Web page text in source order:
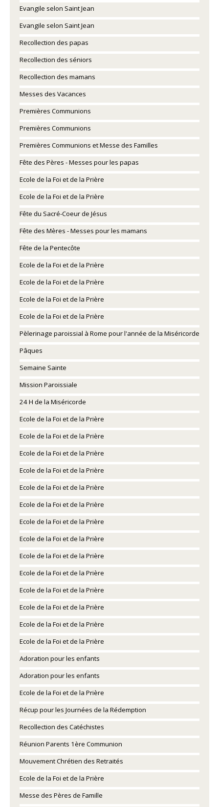
Evangile selon Saint Jean
Evangile selon Saint Jean
Recollection des papas
Recollection des séniors
Recollection des mamans
Messes des Vacances
Premières Communions
Premières Communions
Premières Communions et Messe des Familles
Fête des Pères - Messes pour les papas
Ecole de la Foi et de la Prière
Ecole de la Foi et de la Prière
Fête du Sacré-Coeur de Jésus
Fête des Mères - Messes pour les mamans
Fête de la Pentecôte
Ecole de la Foi et de la Prière
Ecole de la Foi et de la Prière
Ecole de la Foi et de la Prière
Ecole de la Foi et de la Prière
Pèlerinage paroissial à Rome pour l'année de la Miséricorde
Pâques
Semaine Sainte
Mission Paroissiale
24 H de la Miséricorde
Ecole de la Foi et de la Prière
Ecole de la Foi et de la Prière
Ecole de la Foi et de la Prière
Ecole de la Foi et de la Prière
Ecole de la Foi et de la Prière
Ecole de la Foi et de la Prière
Ecole de la Foi et de la Prière
Ecole de la Foi et de la Prière
Ecole de la Foi et de la Prière
Ecole de la Foi et de la Prière
Ecole de la Foi et de la Prière
Ecole de la Foi et de la Prière
Ecole de la Foi et de la Prière
Ecole de la Foi et de la Prière
Adoration pour les enfants
Adoration pour les enfants
Ecole de la Foi et de la Prière
Récup pour les Journées de la Rédemption
Recollection des Catéchistes
Réunion Parents 1ère Communion
Mouvement Chrétien des Retraités
Ecole de la Foi et de la Prière
Messe des Pères de Famille